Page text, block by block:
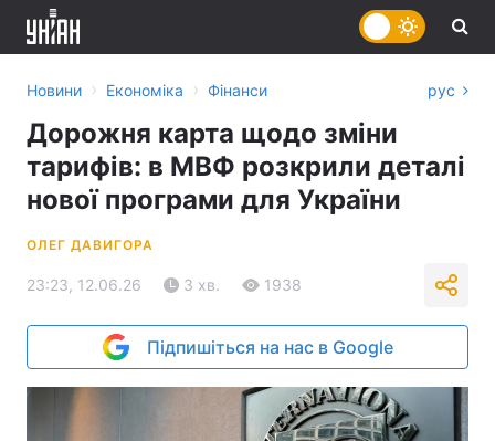
Новини › Економіка › Фінанси рус
Дорожня карта щодо зміни
тарифів: в МВФ розкрили деталі
нової програми для України
ОЛЕГ ДАВИГОРА
23:23, 12.06.26 3 хв. 1938
Підпишіться на нас в Google